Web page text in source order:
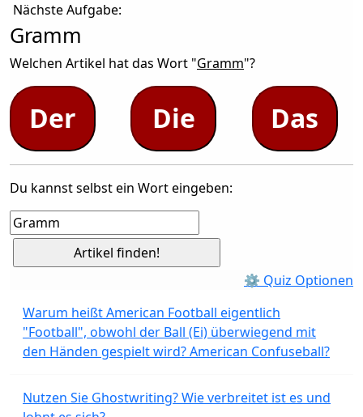
Nächste Aufgabe:
Gramm
Welchen Artikel hat das Wort "Gramm"?
Der Die Das
Du kannst selbst ein Wort eingeben:
⚙ Quiz Optionen
Warum heißt American Football eigentlich
"Football", obwohl der Ball (Ei) überwiegend mit
den Händen gespielt wird? American Confuseball?
Nutzen Sie Ghostwriting? Wie verbreitet ist es und